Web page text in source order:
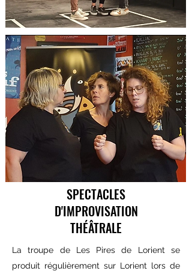
SPECTACLES
D'IMPROVISATION
THÉÂTRALE
La troupe de Les Pires de Lorient se
produit régulièrement sur Lorient lors de